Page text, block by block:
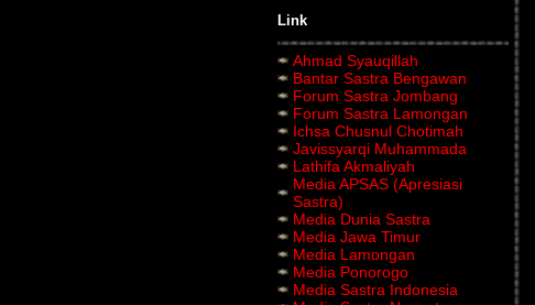
Link
Ahmad Syauqillah
Bantar Sastra Bengawan
Forum Sastra Jombang
Forum Sastra Lamongan
Ichsa Chusnul Chotimah
Javissyarqi Muhammada
Lathifa Akmaliyah
Media APSAS (Apresiasi
Sastra)
Media Dunia Sastra
Media Jawa Timur
Media Lamongan
Media Ponorogo
Media Sastra Indonesia